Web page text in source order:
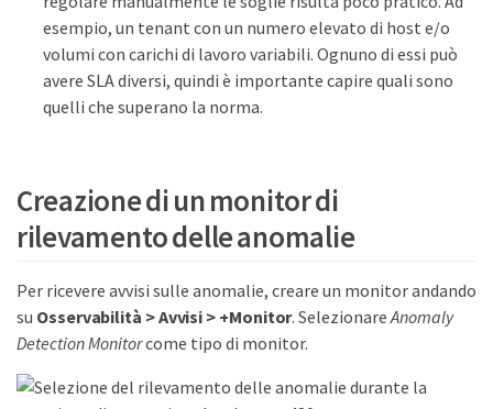
esempio, un tenant con un numero elevato di host e/o
volumi con carichi di lavoro variabili. Ognuno di essi può
avere SLA diversi, quindi è importante capire quali sono
quelli che superano la norma.
Creazione di un monitor di
rilevamento delle anomalie
Per ricevere avvisi sulle anomalie, creare un monitor andando
su Osservabilità > Avvisi > +Monitor. SelezionareAnomaly
Detection Monitorcome tipo di monitor.